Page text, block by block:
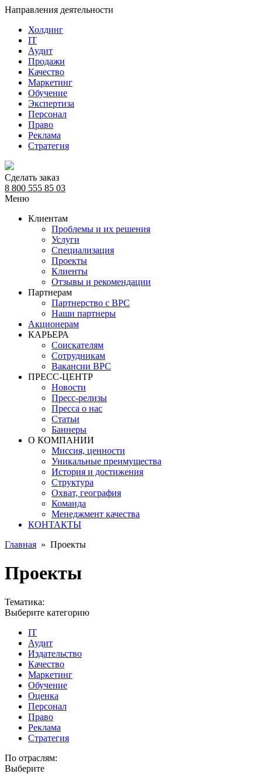
Направления деятельности
Холдинг
IT
Аудит
Продажи
Качество
Маркетинг
Обучение
Экспертиза
Персонал
Право
Реклама
Стратегия
Сделать заказ
8 800 555 85 03
Меню
Клиентам
Проблемы и их решения
Услуги
Специализация
Проекты
Клиенты
Отзывы и рекомендации
Партнерам
Партнерство с BPC
Наши партнеры
Акционерам
КАРЬЕРА
Соискателям
Сотрудникам
Вакансии BPC
ПРЕСС-ЦЕНТР
Новости
Пресс-релизы
Пресса о нас
Статьи
Баннеры
О КОМПАНИИ
Миссия, ценности
Уникальные преимущества
История и достижения
Структура
Охват, география
Команда
Менеджмент качества
КОНТАКТЫ
Главная » Проекты
Проекты
Тематика:
Выберите категорию
IT
Аудит
Издательство
Качество
Маркетинг
Обучение
Оценка
Персонал
Право
Реклама
Стратегия
По отраслям:
Выберите